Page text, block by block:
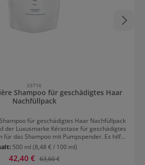
33716
Shampoo für geschädigtes Haar
Nachfüllpack
für geschädigtes Haar Nachfüllpack
der Luxusmarke Kérastase für geschädigtes
für das Shampoo mit Pumpspender. Es hilft,
im Haar zu reduzieren, da ein hoher
führen kann. So werden weitere
AnwendungHaarbad in das Shampoo mit
500 ml (8,48 € / 100 ml)
Verkaufspreis:
42,40 € Regulärer Preis:
63,60 €